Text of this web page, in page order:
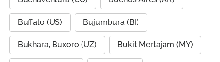
Buffalo (US) Bujumbura (BI)
Bukhara, Buxoro (UZ) Bukit Mertajam (MY)